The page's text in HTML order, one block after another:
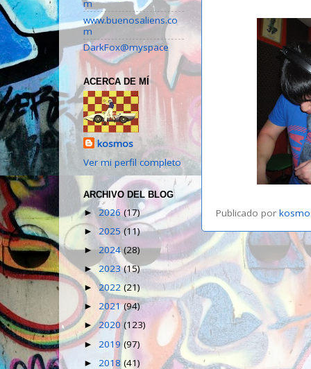
Publicado por
m
www.buenosaliens.co
m
DarkFox@myspace
ACERCA DE MÍ
kosmos
Ver mi perfil completo
ARCHIVO DEL BLOG
► 2026(17)
► 2025(11)
► 2024(28)
► 2023(15)
►2022(21)
► 2021(94)
►2020(123)
► 2019(97)
► 2018 (41)